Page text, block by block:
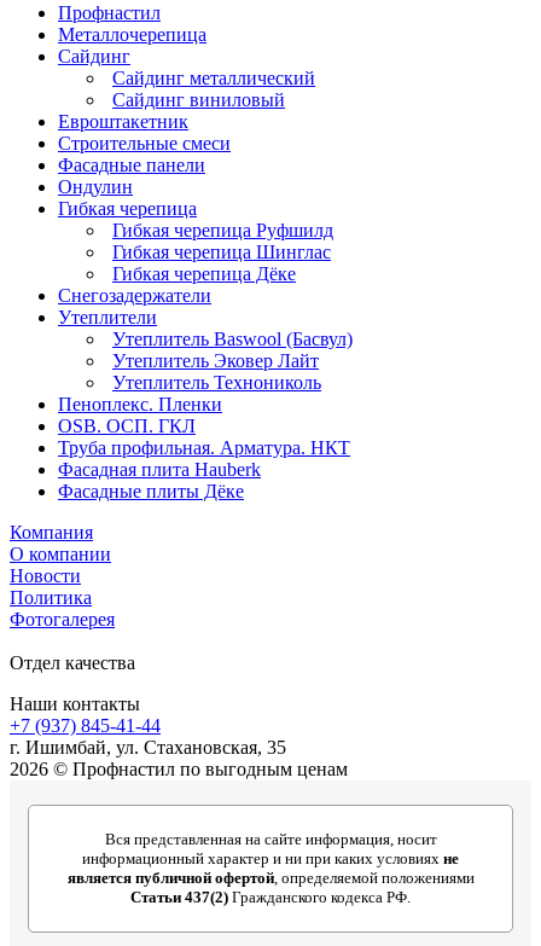
Профнастил
Металлочерепица
Сайдинг
Сайдинг металлический
Сайдинг виниловый
Евроштакетник
Строительные смеси
Фасадные панели
Ондулин
Гибкая черепица
Гибкая черепица Руфшилд
Гибкая черепица Шинглас
Гибкая черепица Дёке
Снегозадержатели
Утеплители
Утеплитель Baswool (Басвул)
Утеплитель Эковер Лайт
Утеплитель Технониколь
Пеноплекс. Пленки
OSB. ОСП. ГКЛ
Труба профильная. Арматура. НКТ
Фасадная плита Hauberk
Фасадные плиты Дёке
Компания
О компании
Новости
Политика
Фотогалерея
Отдел качества
Наши контакты
+7 (937) 845-41-44
г. Ишимбай, ул. Стахановская, 35
2026 © Профнастил по выгодным ценам
Вся представленная на сайте информация, носит
информационный характер и ни при каких условиях не
является публичной офертой, определяемой положениями
Статьи 437(2) Гражданского кодекса РФ.